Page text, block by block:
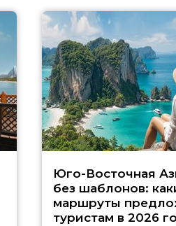
Юго-Восточная
без шаблонов:
маршруты
туристам в 2026